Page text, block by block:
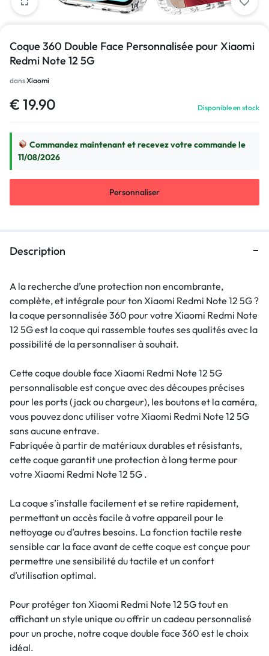
1/1
Coque 360 Double Face Personnalisée pour Xiaomi
Redmi Note 12 5G
dansXiaomi
€ 19.90 Disponible en stock
Commandez maintenant et recevez votre commande le
11/08/2026
Personnaliser
Description
A la recherche d’une protection non encombrante,
complète, et intégrale pour ton Xiaomi Redmi Note 12 5G ?
la coque personnalisée 360 pour votre Xiaomi Redmi Note
12 5G est la coque qui rassemble toutes ses qualités avec la
possibilité de la personnaliser à souhait.
Cette coque double face Xiaomi Redmi Note 12 5G
personnalisable est conçue avec des découpes précises
pour les ports (jack ou chargeur), les boutons et la caméra,
vous pouvez donc utiliser votre Xiaomi Redmi Note 12 5G
sans aucune entrave.
Fabriquée à partir de matériaux durables et résistants,
cette coque garantit une protection à long terme pour
votre Xiaomi Redmi Note 12 5G .
La coque s’installe facilement et se retire rapidement,
permettant un accès facile à votre appareil pour le
nettoyage ou d’autres besoins. La fonction tactile reste
sensible car la face avant de cette coque est conçue pour
permettre une sensibilité du tactile et un confort
d’utilisation optimal.
Pour protéger ton Xiaomi Redmi Note 12 5G tout en
affichant un style unique ou offrir un cadeau personnalisé
pour un proche, notre coque double face 360 est le choix
idéal.